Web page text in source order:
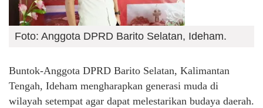
Foto: Anggota DPRD Barito Selatan, Ideham.
Buntok-Anggota DPRD Barito Selatan, Kalimantan
Tengah, Ideham mengharapkan generasi muda di
wilayah setempat agar dapat melestarikan budaya daerah.